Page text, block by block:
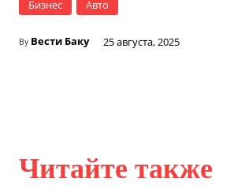
Бизнес Авто
By Вести Баку 25 августа, 2025
Читайте также